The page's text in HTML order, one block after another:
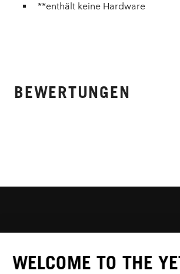
**enthält keine Hardware
BEWERTUNGEN
WELCOME TO THE